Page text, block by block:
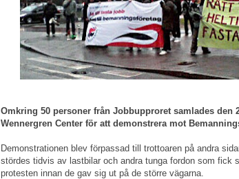
Omkring 50 personer från Jobbupproret samlades den
Wennergren Center för att demonstrera mot
Demonstrationen blev förpassad till trottoaren på andra
stördes tidvis av lastbilar och andra tunga fordon som fick
protesten innan de gav sig ut på de större vägarna.